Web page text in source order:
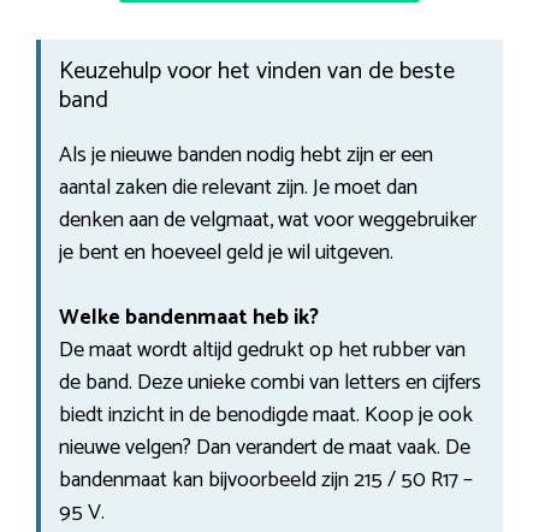
Keuzehulp voor het vinden van de beste
band
Als je nieuwe banden nodig hebt zijn er een
aantal zaken die relevant zijn. Je moet dan
denken aan de velgmaat, wat voor weggebruiker
je bent en hoeveel geld je wil uitgeven.
Welke bandenmaat heb ik?
De maat wordt altijd gedrukt op het rubber van
de band. Deze unieke combi van letters en cijfers
biedt inzicht in de benodigde maat. Koop je ook
nieuwe velgen? Dan verandert de maat vaak. De
bandenmaat kan bijvoorbeeld zijn 215 / 50 R17 –
95 V.